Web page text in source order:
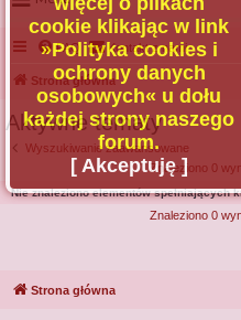
Portal
Facebook
Regulamin
Zapytaj administratora
Kontakt
FAQ Kontakt z nami
Strona główna
Aktywne tematy
Wyszukiwanie zaawansowane
Znaleziono 0
Nie znaleziono elementów spełniających
Znaleziono 0
cookie klikając w link
»Polityka cookies i
ochrony danych
osobowych« u dołu
każdej strony naszego
forum.
[ Akceptuję ]
Strona główna